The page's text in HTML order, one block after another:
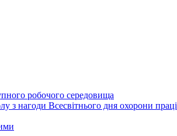
робочого середовища
з нагоди Всесвітнього дня охорони праці